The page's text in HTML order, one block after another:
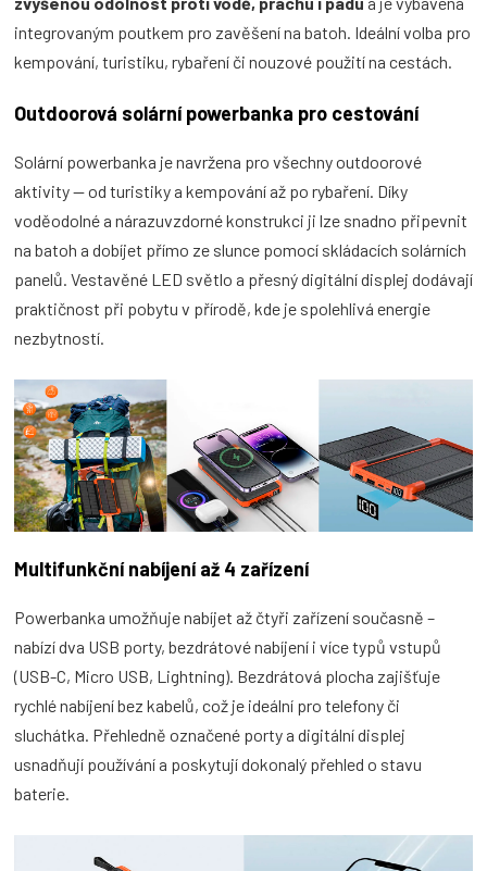
integrovaným poutkem pro zavěšení na batoh. Ideální volba pro
kempování, turistiku, rybaření či nouzové použití na cestách.
Outdoorová solární powerbanka pro cestování
Solární powerbanka je navržena pro všechny outdoorové
aktivity — od turistiky a kempování až po rybaření. Díky
voděodolné a nárazuvzdorné konstrukci ji lze snadno připevnit
na batoh a dobíjet přímo ze slunce pomocí skládacích solárních
panelů. Vestavěné LED světlo a přesný digitální displej dodávají
praktičnost při pobytu v přírodě, kde je spolehlivá energie
nezbytností.
Multifunkční nabíjení až 4 zařízení
Powerbanka umožňuje nabíjet až čtyři zařízení současně –
nabízí dva USB porty, bezdrátové nabíjení i více typů vstupů
(USB-C, Micro USB, Lightning). Bezdrátová plocha zajišťuje
rychlé nabíjení bez kabelů, což je ideální pro telefony či
sluchátka. Přehledně označené porty a digitální displej
usnadňují používání a poskytují dokonalý přehled o stavu
baterie.